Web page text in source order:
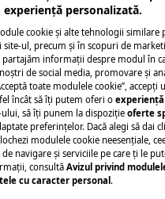
Cuptor
apa intră pe podeaua
cuptorul, în timpul
mare de condens.
prea multă apă
de carne într-o tavă
evaporă prea rapid și
personalizată.
cookie și alte tehnologii similare
ul, precum și în scopuri de
partajăm informaţii despre modul în
de social media, promovare și
toate modulele cookie”,
încât să îţi putem oferi o
ului, să îţi punem la dispoziţieoferte
preferinţelor. Dacă alegi să dai
modulele cookie neesenţiale,
navigare și serviciile pe care ţi le
consultăAvizul privind
cu caracter personal .